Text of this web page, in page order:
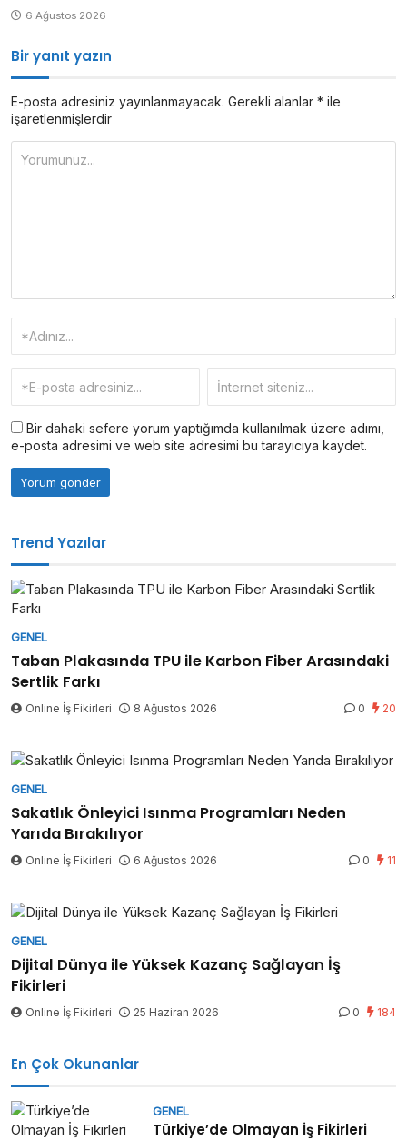
6 Ağustos 2026
Bir yanıt yazın
E-posta adresiniz yayınlanmayacak. Gerekli alanlar * ile
işaretlenmişlerdir
Bir dahaki sefere yorum yaptığımda kullanılmak üzere adımı,
e-posta adresimi ve web site adresimi bu tarayıcıya kaydet.
Trend Yazılar
GENEL
Taban Plakasında TPU ile Karbon Fiber Arasındaki
Sertlik Farkı
Online İş Fikirleri 8 Ağustos 2026 0 20
GENEL
Sakatlık Önleyici Isınma Programları Neden
Yarıda Bırakılıyor
Online İş Fikirleri 6 Ağustos 2026 0 11
GENEL
Dijital Dünya ile Yüksek Kazanç Sağlayan İş
Fikirleri
Online İş Fikirleri 25 Haziran 2026 0 184
En Çok Okunanlar
GENEL
Türkiye’de Olmayan İş Fikirleri